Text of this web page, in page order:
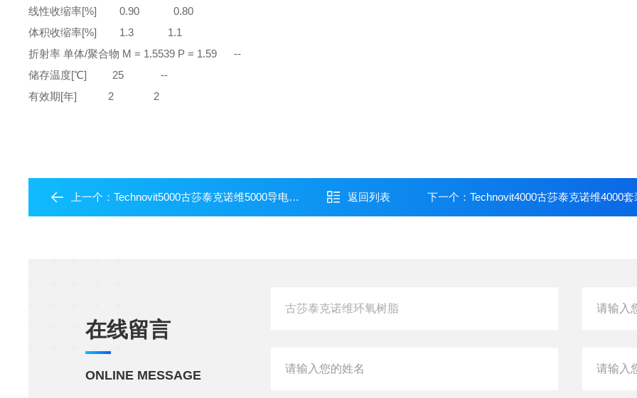
线性收缩率[%] 0.90 0.80
体积收缩率[%] 1.3 1.1
折射率 单体/聚合物 M = 1.5539 P = 1.59 --
储存温度[℃] 25 --
有效期[年] 2 2
上一个：Technovit5000古莎泰克诺维5000导电树脂 返回列表 下一个： Technovit4000古莎泰克诺维4000套
在线留言
ONLINE MESSAGE